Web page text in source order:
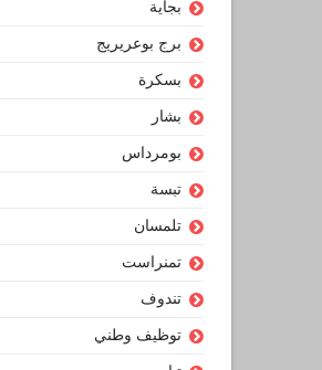
بجاية
برج بوعريريج
بسكرة
بشار
بومرداس
تبسة
تلمسان
تمنراست
تندوف
توظيف وطني